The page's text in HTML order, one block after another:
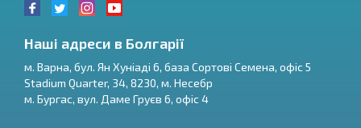
Наші адреси в Болгарії
м. Варна, бул. Ян Хуніаді 6, база Сортові Семена, офіс 5
Stadium Quarter, 34, 8230, м. Несебр
м. Бургас, вул. Даме Груєв 6, офіс 4